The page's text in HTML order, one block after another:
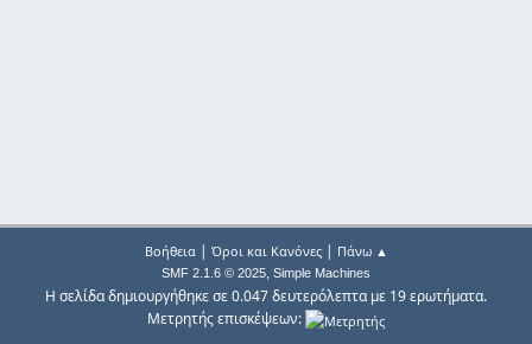
Βοήθεια| Όροι και Κανόνες| Πάνω ▲
SMF 2.1.6 © 2025, Simple Machines
Η σελίδα δημιουργήθηκε σε 0.047 δευτερόλεπτα με 19 ερωτήματα.
Μετρητής επισκέψεων: